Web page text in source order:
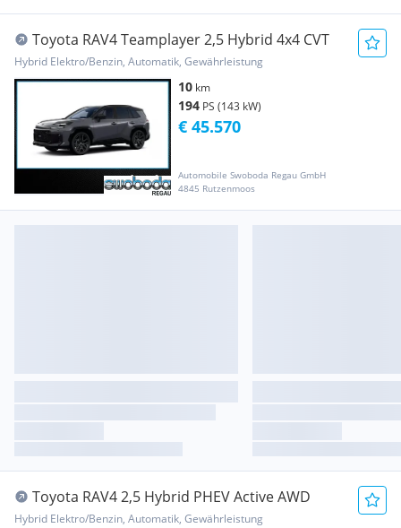
Toyota RAV4 Teamplayer 2,5 Hybrid 4x4 CVT
Hybrid Elektro/Benzin, Automatik, Gewährleistung
10 km
194 PS (143 kW)
Automobile Swoboda Regau GmbH
4845 Rutzenmoos
€ 45.570
Toyota RAV4 2,5 Hybrid PHEV Active AWD
Hybrid Elektro/Benzin, Automatik, Gewährleistung